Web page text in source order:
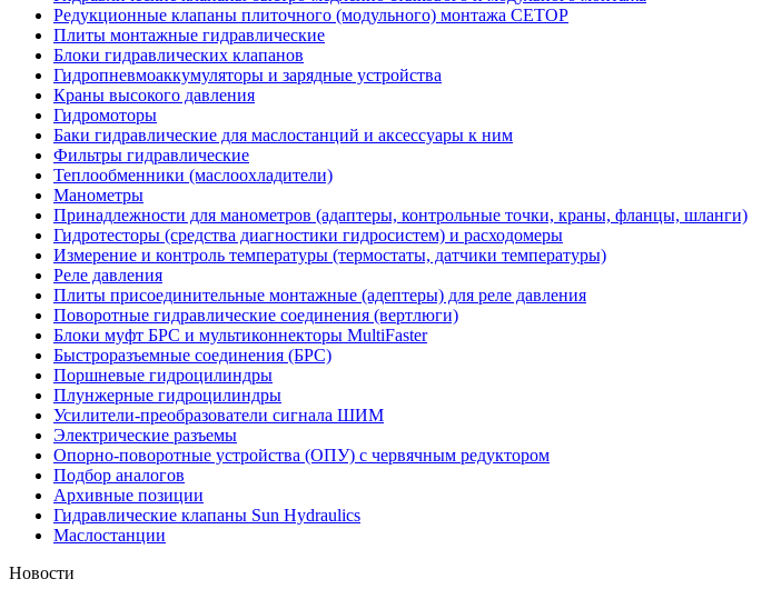
Редукционные клапаны плиточного (модульного) монтажа CETOP
Плиты монтажные гидравлические
Блоки гидравлических клапанов
Гидропневмоаккумуляторы и зарядные устройства
Краны высокого давления
Гидромоторы
Баки гидравлические для маслостанций и аксессуары к ним
Фильтры гидравлические
Теплообменники (маслоохладители)
Манометры
Принадлежности для манометров (адаптеры, контрольные точки, краны, фланцы, шланги)
Гидротесторы (средства диагностики гидросистем) и расходомеры
Измерение и контроль температуры (термостаты, датчики температуры)
Реле давления
Плиты присоединительные монтажные (адептеры) для реле давления
Поворотные гидравлические соединения (вертлюги)
Блоки муфт БРС и мультиконнекторы MultiFaster
Быстроразъемные соединения (БРС)
Поршневые гидроцилиндры
Плунжерные гидроцилиндры
Усилители-преобразователи сигнала ШИМ
Электрические разъемы
Опорно-поворотные устройства (ОПУ) с червячным редуктором
Подбор аналогов
Архивные позиции
Гидравлические клапаны Sun Hydraulics
Маслостанции
Новости